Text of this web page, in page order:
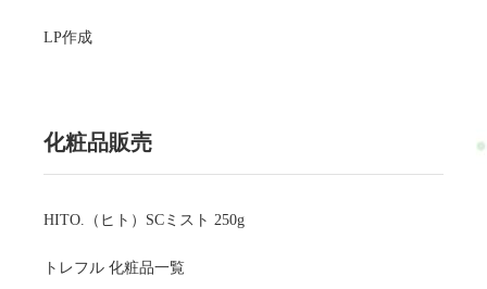
LP作成
化粧品販売
HITO.（ヒト）SCミスト 250g
トレフル 化粧品一覧